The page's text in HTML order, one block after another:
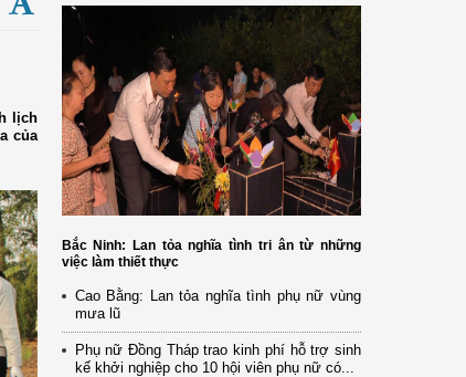
lịch
của
Bắc Ninh: Lan tỏa nghĩa tình tri ân từ những
việc làm thiết thực
Cao Bằng: Lan tỏa nghĩa tình phụ nữ vùng
mưa lũ
Phụ nữ Đồng Tháp trao kinh phí hỗ trợ sinh
kế khởi nghiệp cho 10 hội viên phụ nữ có...